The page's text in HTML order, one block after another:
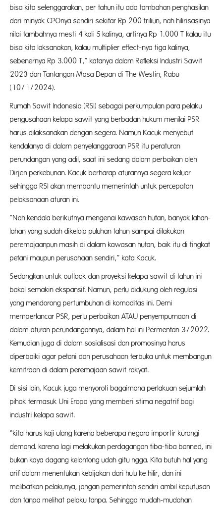
bisa kita selenggarakan, per tahun itu ada tambahan penghasilan
dari minyak CPOnya sendiri sekitar Rp 200 triliun, nah hilirisasinya
nilai tambahnya mesti 4 kali 5 kalinya, artinya Rp 1.000 T kalau itu
bisa kita laksanakan, kalau multiplier effect-nya tiga kalinya,
sebenernya Rp 3.000 T,” katanya dalam Refleksi Industri Sawit
2023 dan Tantangan Masa Depan di The Westin, Rabu
(10/1/2024).
Rumah Sawit Indonesia (RSI) sebagai perkumpulan para pelaku
pengusahaan kelapa sawit yang berbadan hukum menilai PSR
harus dilaksanakan dengan segera. Namun Kacuk menyebut
kendalanya di dalam penyelanggaraan PSR itu peraturan
perundangan yang adil, saat ini sedang dalam perbaikan oleh
Dirjen perkebunan. Kacuk berharap aturannya segera keluar
sehingga RSI akan membantu memerintah untuk percepatan
pelaksanaan aturan ini.
“Nah kendala berikutnya mengenai kawasan hutan, banyak lahan-
lahan yang sudah dikelola puluhan tahun sampai dilakukan
peremajaanpun masih di dalam kawasan hutan, baik itu di tingkat
petani maupun perusahaan sendiri,” kata Kacuk.
Sedangkan untuk outlook dan proyeksi kelapa sawit di tahun ini
bakal semakin ekspansif. Namun, perlu didukung oleh regulasi
yang mendorong pertumbuhan di komoditas ini. Demi
memperlancar PSR, perlu perbaikan ATAU penyempurnaan di
dalam aturan perundangannya, dalam hal ini Permentan 3/2022.
Kemudian juga di dalam sosialisasi dan promosinya harus
diperbaiki agar petani dan perusahaan terbuka untuk membangun
kemitraan di dalam peremajaan sawit rakyat.
Di sisi lain, Kacuk juga menyoroti bagaimana perlakuan sejumlah
pihak termasuk Uni Eropa yang memberi stima negatrif bagi
industri kelapa sawit.
“kita harus kaji ulang karena beberapa negara importir kurangi
demand. karena lagi melakukan perdagangan tiba-tiba banned, ini
bukan kaya dagang kelontong udah gitu ngga. Kita butuh hal yang
arif dalam menentukan kebijakan dari hulu ke hilir, dan ini
melibatkan pelakunya, jangan pemerintah sendiri ambil keputusan
dan tanpa melihat pelaku tanpa. Sehingga mudah-mudahan